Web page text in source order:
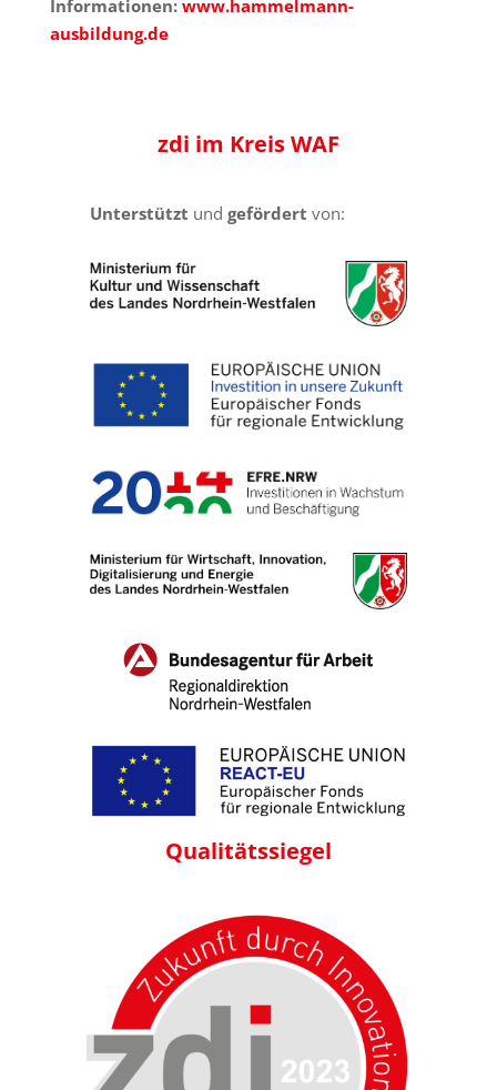
Informationen: www.hammelmann-
ausbildung.de
zdi im KreisWAF
Unterstützt und gefördert von:
Qualitätssiegel